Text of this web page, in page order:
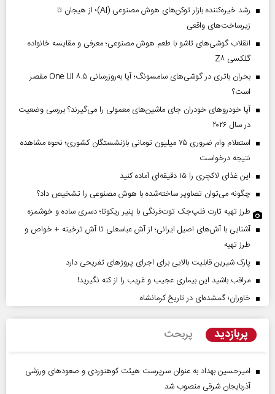
رشد خیره‌کننده بازار توکن‌های هوش مصنوعی (AI)؛ از هیجان تا
زیرساخت‌های واقعی
انقلاب گوشی‌های تاشو‌ با طعم هوش مصنوعی؛ معرفی و مقایسه خانواده
گلکسی Z۸
بحران باتری در گوشی‌های سامسونگ؛ آیا به‌روزرسانی One UI ۸.۵ مقصر
است؟
آیا خودروهای خودران جای ماشین‌های معمولی را می‌گیرند؟ بررسی وضعیت
در سال ۲۰۲۶
استعلام وام ضروری ۷۵ میلیون تومانی بازنشستگان کشوری؛ نحوه مشاهده
نتیجه درخواست
این غذای لاکچری را ۱۵ دقیقه‌ای آماده کنید
چگونه می‌توان تصاویر ساخته‌شده با هوش مصنوعی را تشخیص داد؟
طرز تهیه تارت فلپ‌جک توت‌فرنگی با پنیر ریکوتا؛ دسری ساده و خوشمزه
آشنایی با آش‌های اصیل ایرانی؛ از آش عباسعلی تا آش ترخینه + خواص و
طرز تهیه
پارک شیرین قابلیت‌ بالایی برای اجرای پروژهای تفریحی دارد
مراقب باشید این بیماری عجیب و غریب را از کنه نگیرید!
خاوران؛ گمشده‌ای در تاریخ کرمانشاه
پربازدید پربحث
امیرحسین بهداد به عنوان سرپرست هیئت کوهنوردی و صعودهای ورزشی
آذربایجان شرقی منصوب شد